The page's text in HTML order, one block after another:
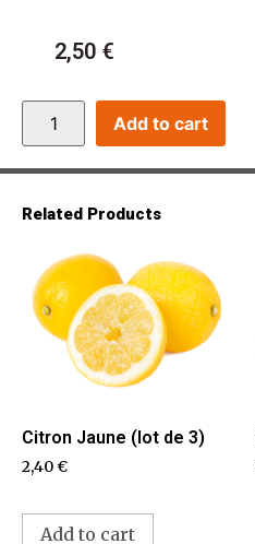
2,50 €
Add to cart
Related Products
Citron Jaune (lot de 3)
2,40€
Add to cart